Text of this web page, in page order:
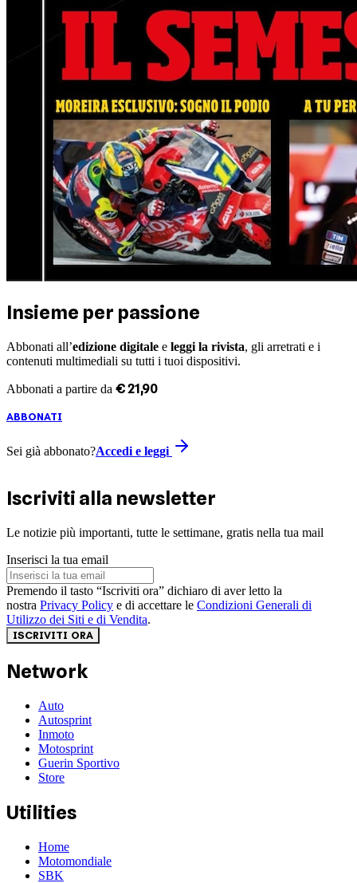
Insieme per passione
Abbonati all’edizione digitale e leggi la rivista, gli arretrati e i
contenuti multimediali su tutti i tuoi dispositivi.
Abbonati a partire da €21,90
ABBONATI
Sei già abbonato?Accedi e leggi
Iscriviti alla newsletter
Le notizie più importanti, tutte le settimane, gratis nella tua mail
Inserisci la tua email
Premendo il tasto “Iscriviti ora” dichiaro di aver letto la
nostra Privacy Policy e di accettare le Condizioni Generali di
Utilizzo dei Siti e di Vendita.
ISCRIVITI ORA
Network
Auto
Autosprint
Inmoto
Motosprint
Guerin Sportivo
Store
Utilities
Home
Motomondiale
SBK